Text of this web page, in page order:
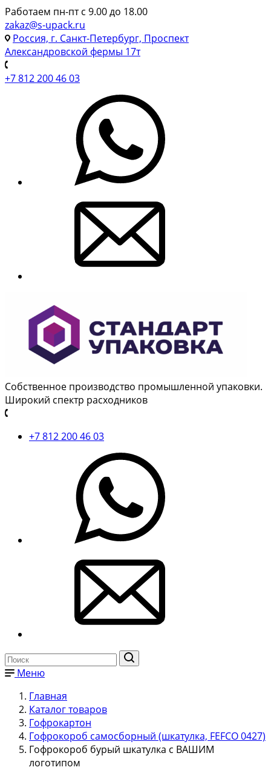
Работаем пн-пт с 9.00 до 18.00
zakaz@s-upack.ru
Россия, г. Санкт-Петербург, Проспект
Александровской фермы 17т
+7 812 200 46 03
Собственное производство промышленной упаковки.
Широкий спектр расходников
+7 812 200 46 03
Меню
Главная
Каталог товаров
Гофрокартон
Гофрокороб самосборный (шкатулка, FEFCO 0427)
Гофрокороб бурый шкатулка с ВАШИМ
логотипом